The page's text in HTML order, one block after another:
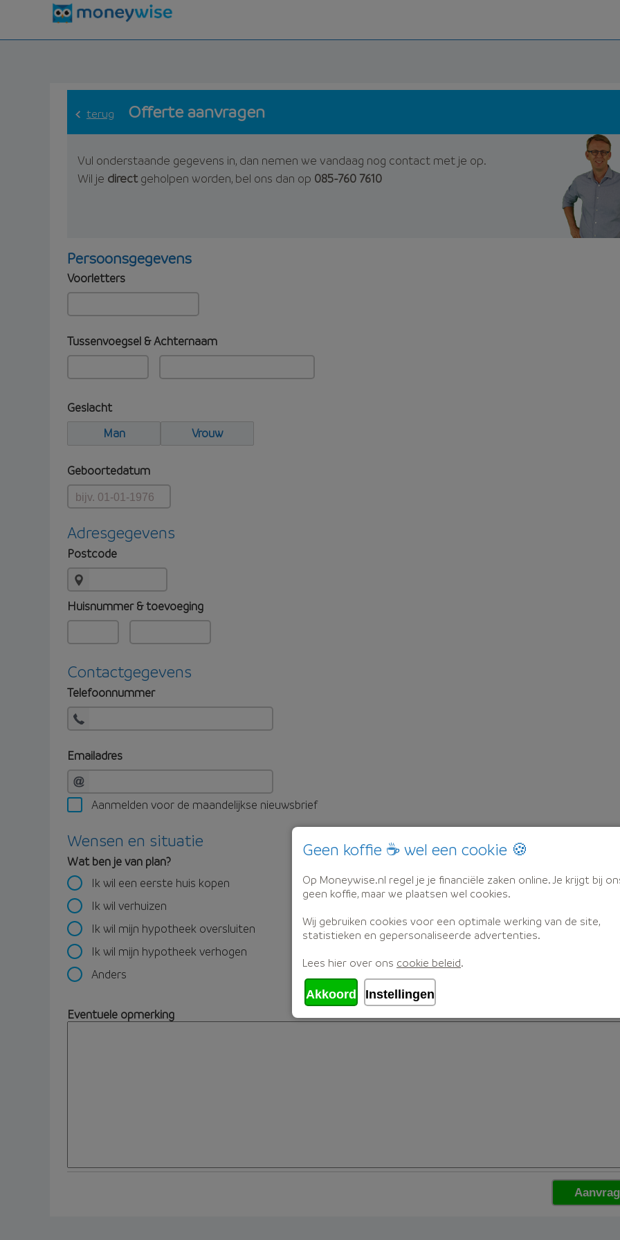
terug Offerte aanvragen
Vul onderstaande gegevens in, dan nemen we vandaag nog contact met je op.
Wil je directgeholpen worden, bel ons dan op 085-760 7610
Persoonsgegevens
Voorletters
Tussenvoegsel & Achternaam
Geslacht
Man
Vrouw
Geboortedatum
Adresgegevens
Postcode
Huisnummer & toevoeging
Contactgegevens
Telefoonnummer
Emailadres
Aanmelden voor de maandelijkse nieuwsbrief
Wensen en situatie
Wat ben je van plan?
Ik wil een eerste huis kopen
Ik wil verhuizen
Ik wil mijn hypotheek oversluiten
Ik wil mijn hypotheek verhogen
Anders
Eventuele opmerking
Geen koffie ☕ wel een cookie 🍪
Op Moneywise.nl regel je je financiële zaken online. Je krijgt bij
geen koffie, maar we plaatsen wel cookies.
Wij gebruiken cookies voor een optimale werking van de site,
statistieken en gepersonaliseerde advertenties.
Lees hier over ons cookie beleid.
Akkoord Instellingen